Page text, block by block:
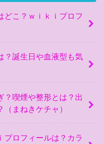
どこ？ｗｉｋｉプロフ
？誕生日や血液型も気
？喫煙や整形とは？出
まねきケチャ）
プロフィールは？カラ